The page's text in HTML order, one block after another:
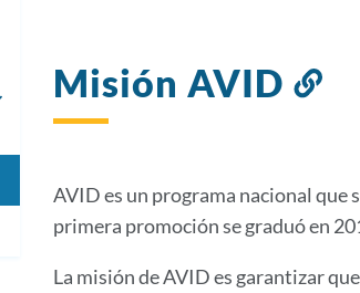
Misión AVID
AVID es un programa nacional que
primera promoción se graduó en
La misión de AVID es garantizar
Alternar
submenú